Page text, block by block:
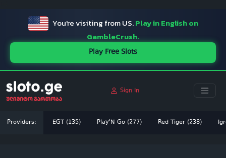
You're visiting from US.Play in English on
GambleCrush.
Play Free Slots
Sign In
Providers: EGT (135) Play'N Go (277) Red Tiger (238)